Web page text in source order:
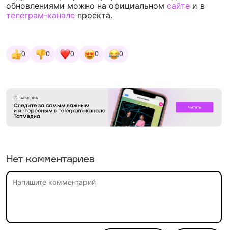
обновлениями можно на официальном сайте и в
телеграм-канале проекта.
0 0 0 0 0
Нет комментариев